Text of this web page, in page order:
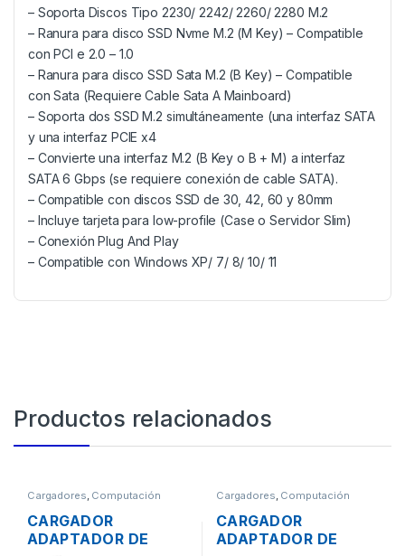
– Soporta Discos Tipo 2230/ 2242/ 2260/ 2280 M.2
– Ranura para disco SSD Nvme M.2 (M Key) – Compatible
con PCI e 2.0 – 1.0
– Ranura para disco SSD Sata M.2 (B Key) – Compatible
con Sata (Requiere Cable Sata A Mainboard)
– Soporta dos SSD M.2 simultáneamente (una interfaz SATA
y una interfaz PCIE x4
– Convierte una interfaz M.2 (B Key o B + M) a interfaz
SATA 6 Gbps (se requiere conexión de cable SATA).
– Compatible con discos SSD de 30, 42, 60 y 80mm
– Incluye tarjeta para low-profile (Case o Servidor Slim)
– Conexión Plug And Play
– Compatible con Windows XP/ 7/ 8/ 10/ 11
Productos relacionados
Cargadores, Computación
CARGADOR
ADAPTADOR DE
Cargadores, Computación
CARGADOR
ADAPTADOR DE